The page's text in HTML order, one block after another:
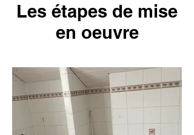
Les étapes de mise
en oeuvre